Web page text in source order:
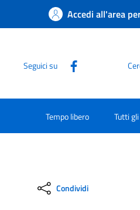
Accedi all'area
Seguici su
Tempo libero Tutti
Condividi